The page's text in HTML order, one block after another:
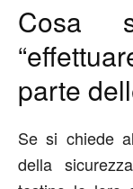
Cosa
parte
Se si chiede
della